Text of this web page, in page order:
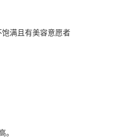
满且有美容意愿者
。